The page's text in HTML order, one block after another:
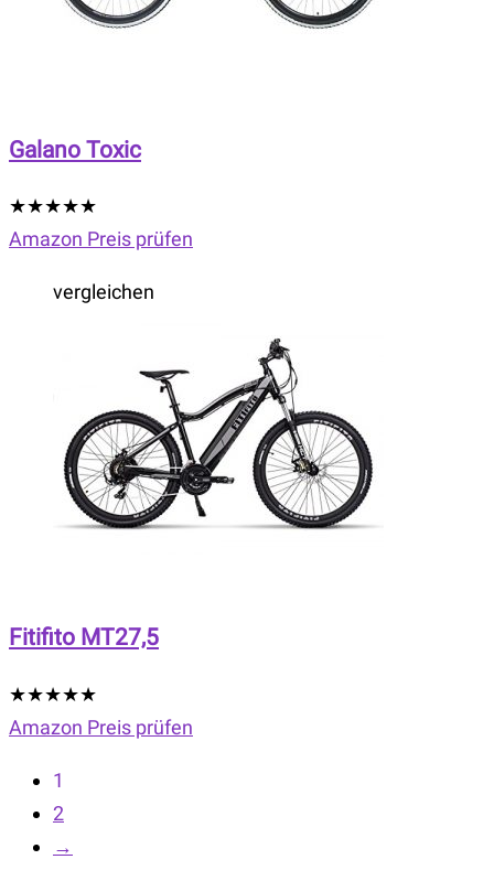
Galano Toxic
★★★★★
Amazon Preis prüfen
vergleichen
Fitifito MT27,5
★★★★★
Amazon Preis prüfen
1
2
→